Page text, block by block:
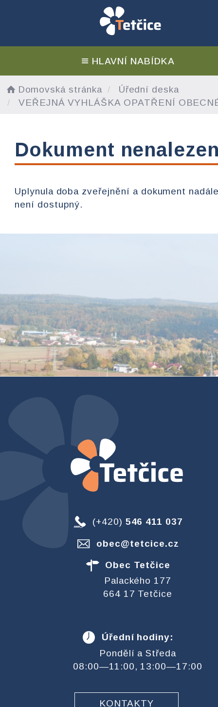
HLAVNÍ NABÍDKA
Domovská stránka
Úřední deska
VEŘEJNÁ VYHLÁŠKA OPATŘENÍ
Dokument
Uplynula doba zveřejnění a dokument
není dostupný.
(+420) 546 411 037
obec@tetcice.cz
Obec Tetčice
Palackého 177
664 17 Tetčice
Úřední hodiny:
Pondělí a Středa
08:00—11:00, 13:00—17:00
KONTAKTY